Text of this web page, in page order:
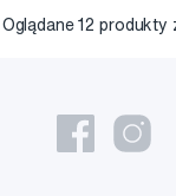
Oglądane12 produkty